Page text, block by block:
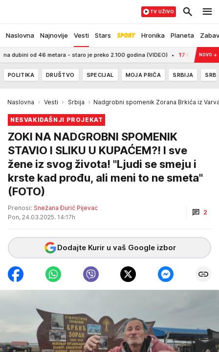
Naslovna Najnovije Vesti Stars Hronika Planeta
TV UŽIVO
46 metara - staro je preko 2.100 godina (VIDEO) 17:07 Udala se ćerka
NOVO →
POLITIKA DRUŠTVO SPECIJAL MOJA PRIČA SRBIJA
Naslovna Vesti Srbija Nadgrobni spomenik Zorana Brkića iz
NESVAKIDAŠNJI PROJEKAT
ZOKI NA NADGROBNI SPOMENIK
STAVIO I SLIKU U KUPAĆEM?! I sve
žene iz svog života! "Ljudi se smeju i
krste kad prođu, ali meni to ne smeta"
(FOTO)
Prenosi: Snežana Đurić Pijevac
Pon, 24.03.2025. 14:17h
2
Dodajte Kurir u vaš Google izbor